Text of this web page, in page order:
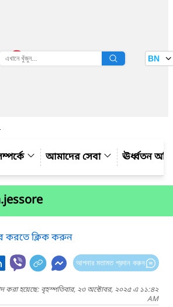
তথ্য বাতায়ন BN
আমাদের সেবা ঊর্ধ্বতন
করতে ক্লিক করুন
আপনার মতামত প্রদান করুন
করা হয়েছে: বৃহস্পতিবার, ২৩ অক্টোবর, ২০২৫ এ ১১:৪২
AM